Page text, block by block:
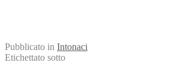
Pubblicato in Intonaci
Etichettato sotto